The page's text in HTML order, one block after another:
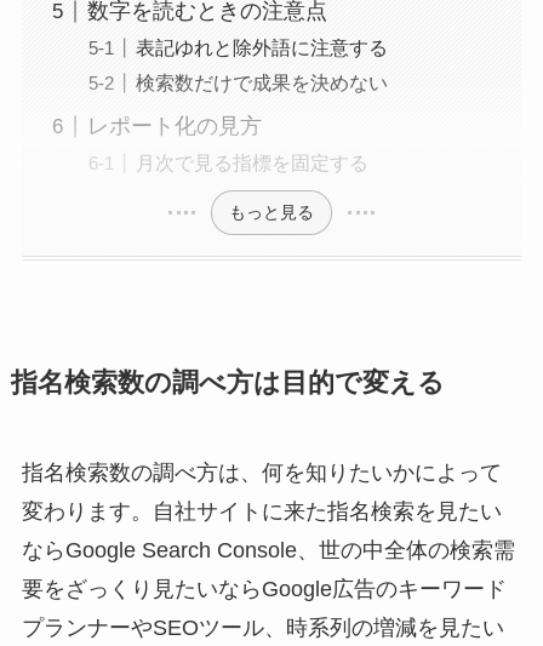
数字を読むときの注意点
表記ゆれと除外語に注意する
検索数だけで成果を決めない
レポート化の見方
月次で見る指標を固定する
もっと見る
指名検索数の調べ方は目的で変える
指名検索数の調べ方は、何を知りたいかによって
変わります。自社サイトに来た指名検索を見たい
ならGoogle Search Console、世の中全体の検索需
要をざっくり見たいならGoogle広告のキーワード
プランナーやSEOツール、時系列の増減を見たい